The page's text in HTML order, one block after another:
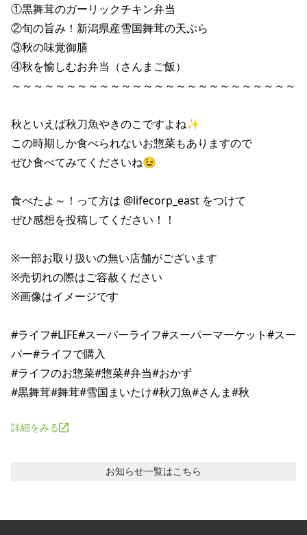
①黒舞茸のガーリックチキン弁当
②旬の旨み！新潟県産雪国舞茸の天ぷら
③秋の味覚御膳
④秋を愉しむお弁当（さんまご飯）
～～～～～～～～～～～～～～～～～～～～～～～～～～
秋といえば秋刀魚やきのこですよね✨
この時期しか食べられないお惣菜もありますので
ぜひ食べてみてくださいね😉
食べたよ～！って方は @lifecorp_east をつけて
ぜひ感想を投稿してください！！
※一部お取り扱いの無い店舗がございます
※売切れの際はご容赦ください
※画像はイメージです
#ライフ#LIFE#スーパーライフ#スーパーマーケット#スー
パー#ライフで購入
#ライフのお惣菜#惣菜#弁当#おかず
詳細をみる
お知らせ一覧はこちら